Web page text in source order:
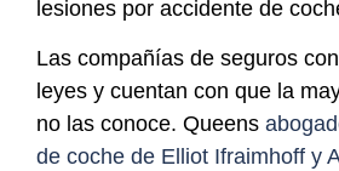
lesiones por accidente de
Las compañías de seguros
leyes y cuentan con que la
no las conoce. Queens
de coche de Elliot Ifraimhoff y